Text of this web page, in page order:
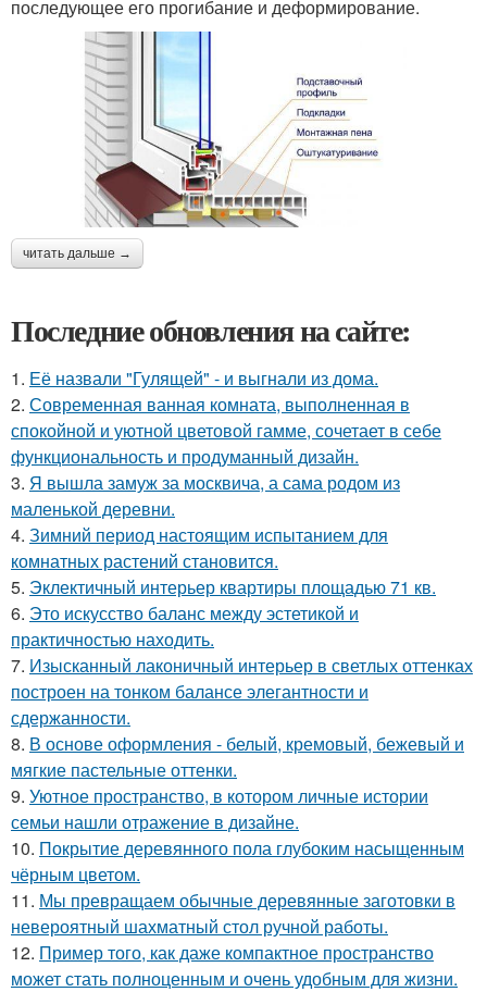
последующее его прогибание и деформирование.
читать дальше →
Последние обновления на сайте:
1. Её назвали "Гулящей" - и выгнали из дома.
2. Современная ванная комната, выполненная в
спокойной и уютной цветовой гамме, сочетает в себе
функциональность и продуманный дизайн.
3. Я вышла замуж за москвича, а сама родом из
маленькой деревни.
4. Зимний период настоящим испытанием для
комнатных растений становится.
5. Эклектичный интерьер квартиры площадью 71 кв.
6. Это искусство баланс между эстетикой и
практичностью находить.
7. Изысканный лаконичный интерьер в светлых оттенках
построен на тонком балансе элегантности и
сдержанности.
8. В основе оформления - белый, кремовый, бежевый и
мягкие пастельные оттенки.
9. Уютное пространство, в котором личные истории
семьи нашли отражение в дизайне.
10. Покрытие деревянного пола глубоким насыщенным
чёрным цветом.
11. Мы превращаем обычные деревянные заготовки в
невероятный шахматный стол ручной работы.
12. Пример того, как даже компактное пространство
может стать полноценным и очень удобным для жизни.